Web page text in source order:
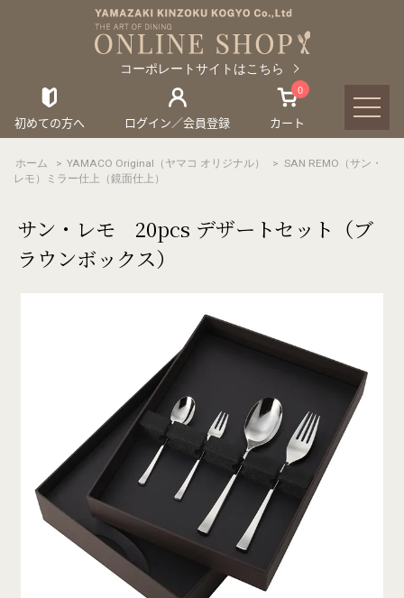
コーポレートサイトはこちら
初めての方へ ログイン／会員登録
0
カート
ホーム > YAMACO Original（ヤマコ オリジナル） > SAN REMO（サン・
レモ）ミラー仕上（鏡面仕上）
サン・レモ 20pcs デザートセット（ブ
ラウンボックス）